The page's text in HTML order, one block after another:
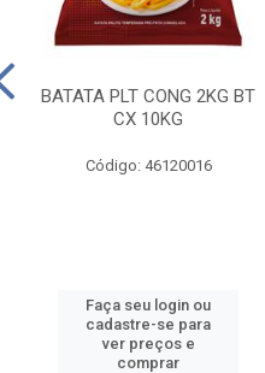
BATATA PLT CONG 2KG BT
CX 10KG
Código: 46120016
Faça seu login ou
cadastre-se para
ver preços e
comprar